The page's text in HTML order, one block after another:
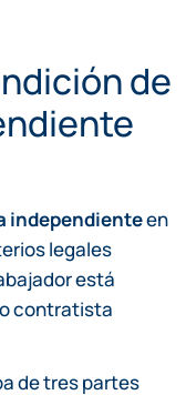
de
independienteen
legales
está
contratista
de tres partes